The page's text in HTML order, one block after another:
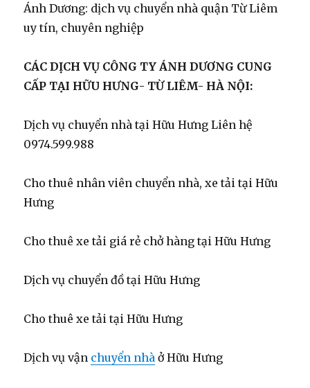
Ánh Dương: dịch vụ chuyển nhà quận Từ Liêm
uy tín, chuyên nghiệp
CÁC DỊCH VỤ CÔNG TY ÁNH DƯƠNG CUNG
CẤP TẠI HỮU HƯNG- TỪ LIÊM- HÀ NỘI:
Dịch vụ chuyển nhà tại Hữu Hưng Liên hệ
0974.599.988
Cho thuê nhân viên chuyển nhà, xe tải tại Hữu
Hưng
Cho thuê xe tải giá rẻ chở hàng tại Hữu Hưng
Dịch vụ chuyển đồ tại Hữu Hưng
Cho thuê xe tải tại Hữu Hưng
Dịch vụ vận chuyển nhà ở Hữu Hưng